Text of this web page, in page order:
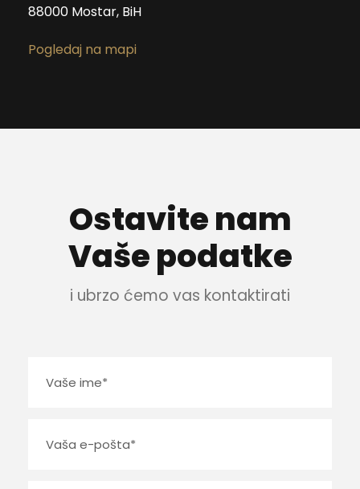
88000 Mostar, BiH
Pogledaj na mapi
Ostavite nam
Vaše podatke
i ubrzo ćemo vas kontaktirati